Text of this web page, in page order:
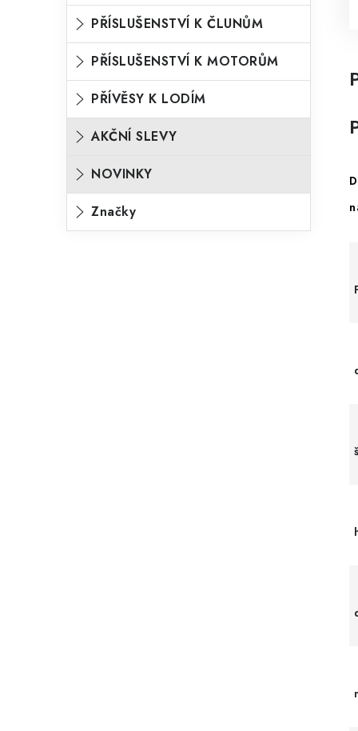
PŘÍSLUŠENSTVÍ K ČLUNŮM
PŘÍSLUŠENSTVÍ K MOTORŮM
PŘÍVĚSY K LODÍM
AKČNÍ SLEVY
NOVINKY
Značky